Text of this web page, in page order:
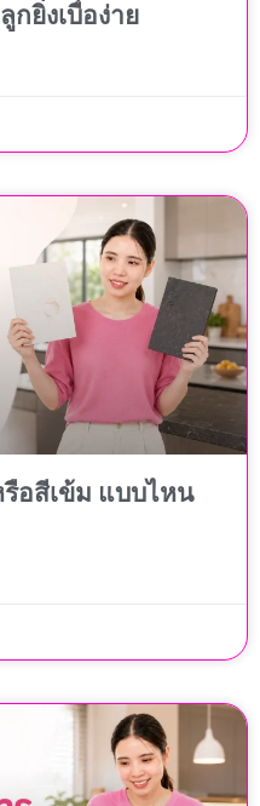
กยิ่งเบื่อง่าย
อสีเข้ม แบบไหน